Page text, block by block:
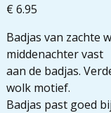
€ 6.95
Badjas van zachte
middenachter vast
aan de badjas.
wolk motief.
Badjas past goed